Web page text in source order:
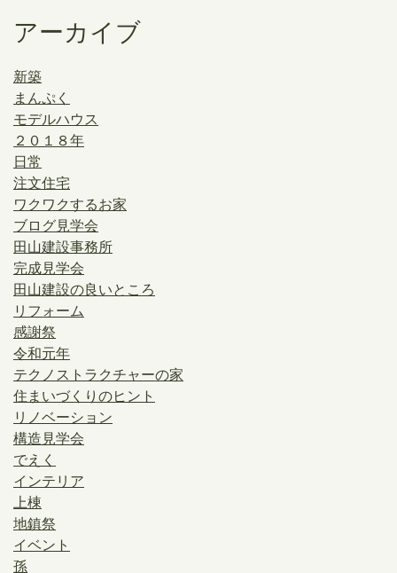
アーカイブ
新築
まんぷく
モデルハウス
２０１８年
日常
注文住宅
ワクワクするお家
ブログ見学会
田山建設事務所
完成見学会
田山建設の良いところ
リフォーム
感謝祭
令和元年
テクノストラクチャーの家
住まいづくりのヒント
リノベーション
構造見学会
でえく
インテリア
上棟
地鎮祭
イベント
孫